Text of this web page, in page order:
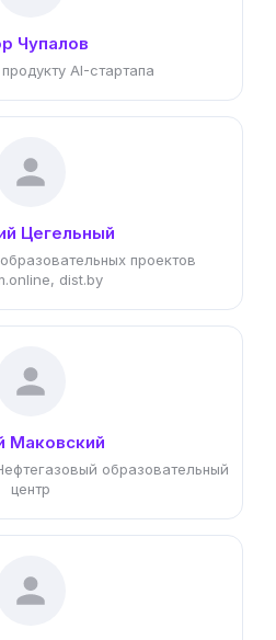
Чупалов
AI-стартапа
Цегельный
проектов
dist.by
Маковский
образовательный
центр